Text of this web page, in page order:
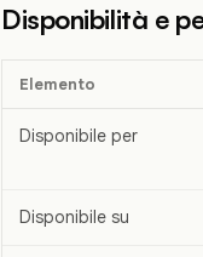
Disponibilità e
Elemento
Disponibile per
Disponibile su